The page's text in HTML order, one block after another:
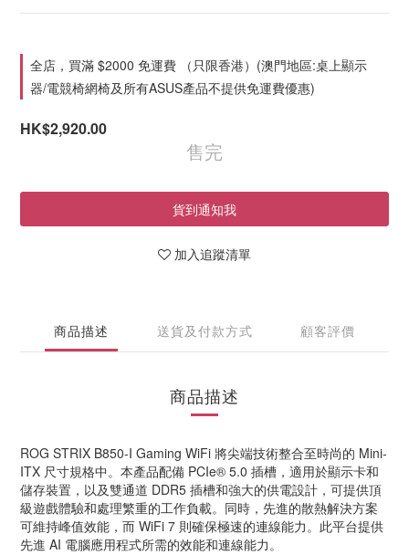
全店，買滿 $2000 免運費 （只限香港）(澳門地區:桌上顯示
器/電競椅網椅及所有ASUS產品不提供免運費優惠)
HK$2,920.00
售完
貨到通知我
加入追蹤清單
商品描述 送貨及付款方式 顧客評價
商品描述
ROG STRIX B850-I Gaming WiFi 將尖端技術整合至時尚的 Mini-
ITX 尺寸規格中。本產品配備 PCIe® 5.0 插槽，適用於顯示卡和
儲存裝置，以及雙通道 DDR5 插槽和強大的供電設計，可提供頂
級遊戲體驗和處理繁重的工作負載。同時，先進的散熱解決方案
可維持峰值效能，而 WiFi 7 則確保極速的連線能力。此平台提供
先進 AI 電腦應用程式所需的效能和連線能力。